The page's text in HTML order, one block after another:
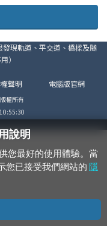
現軌道、平交道、橋樑及隧
）
聲明 電腦版官網
權所有
說明
您最好的使用體驗。當
您已接受我們網站的 隱